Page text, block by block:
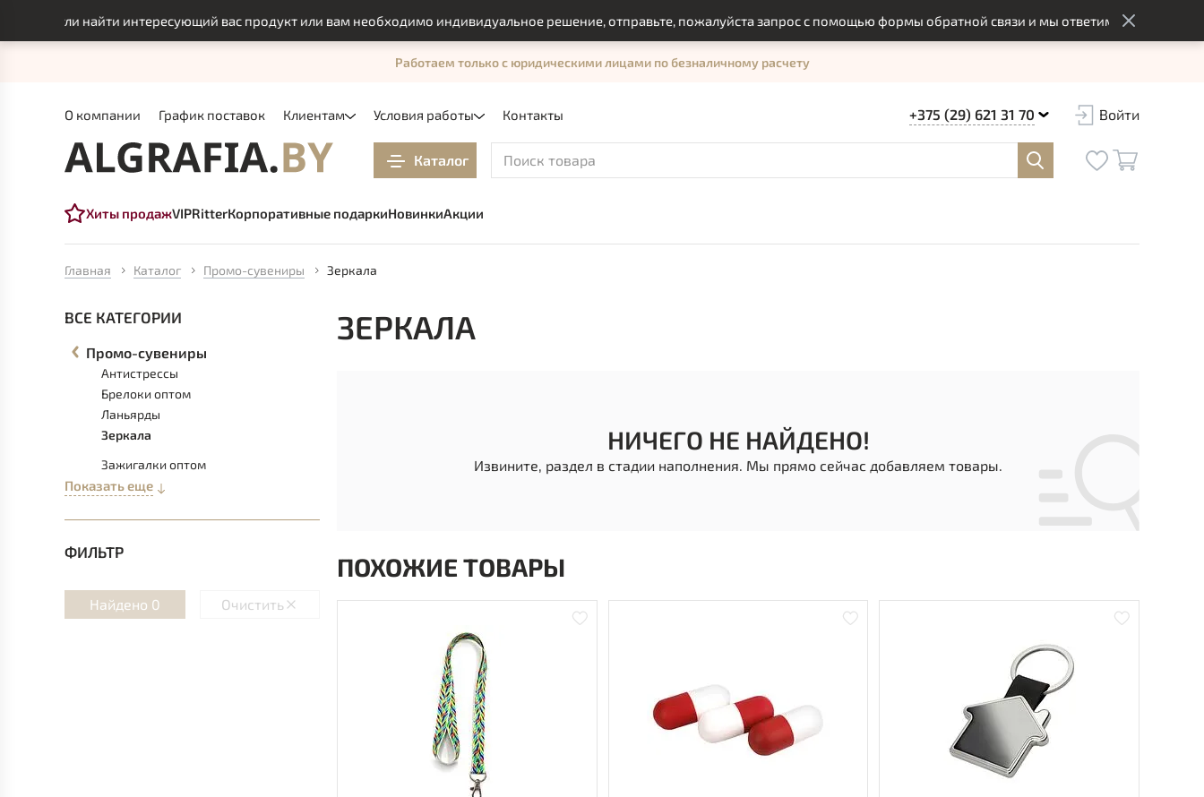
смогли найти интересующий вас продукт или вам необходимо индивидуальное решение, отправьте, пожалуйста запрос с помощью формы обратной связи и мы ответим вам в
О компании График поставок Клиентам Условия работы Контакты
Работаем только с юридическими лицами по безналичному расчету
+375 (29) 621 31 70 Войти
Каталог
Хиты продажVIPRitterКорпоративные подаркиНовинкиАкции
Главная Каталог Промо-сувениры Зеркала
ВСЕ КАТЕГОРИИ
Промо-сувениры
Антистрессы
Брелоки оптом
Ланьярды
Зеркала
Зажигалки оптом
Показать еще
ФИЛЬТР
Найдено 0 Очистить
ЗЕРКАЛА
НИЧЕГО НЕ НАЙДЕНО!
Извините, раздел в стадии наполнения. Мы прямо сейчас добавляем товары.
ПОХОЖИЕ ТОВАРЫ